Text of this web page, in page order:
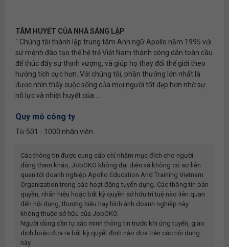
TÂM HUYẾT CỦA NHÀ SÁNG LẬP
" Chúng tôi thành lập trung tâm Anh ngữ Apollo năm 1995 với
sứ mệnh đào tạo thế hệ trẻ Việt Nam thành công dân toàn cầu
để thúc đẩy sự thịnh vượng, và giúp họ thay đổi thế giới theo
hướng tích cực hơn. Với chúng tôi, phần thưởng lớn nhất là
được nhìn thấy cuộc sống của mọi người tốt đẹp hơn nhờ sự
nỗ lực và nhiệt huyết của ...
Quy mô công ty
Từ 501 - 1000 nhân viên
Các thông tin được cung cấp chỉ nhằm mục đích cho người
dùng tham khảo, JobOKO không đại diện và không có sự liên
quan tới doanh nghiệp Apollo Education And Training Vietnam
Organization trong các hoạt động tuyển dụng. Các thông tin bản
quyền, nhãn hiệu hoặc bất kỳ quyền sở hữu trí tuệ nào liên quan
đến nội dung, thương hiệu hay hình ảnh doanh nghiệp này
không thuộc sở hữu của JobOKO.
Người dùng cần tự xác minh thông tin trước khi ứng tuyển, giao
dịch hoặc đưa ra bất kỳ quyết định nào dựa trên các nội dung
này.